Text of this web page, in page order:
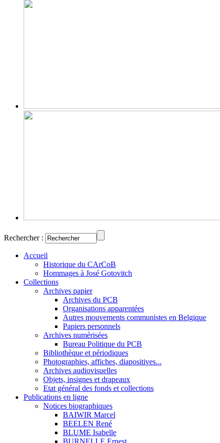
Rechercher :
Accueil
Historique du CArCoB
Hommages à José Gotovitch
Collections
Archives papier
Archives du PCB
Organisations apparentées
Autres mouvements communistes en Belgique
Papiers personnels
Archives numérisées
Bureau Politique du PCB
Bibliothèque et périodiques
Photographies, affiches, diapositives...
Archives audiovisuelles
Objets, insignes et drapeaux
Etat général des fonds et collections
Publications en ligne
Notices biographiques
BAIWIR Marcel
BEELEN René
BLUME Isabelle
BURNELLE Ernest